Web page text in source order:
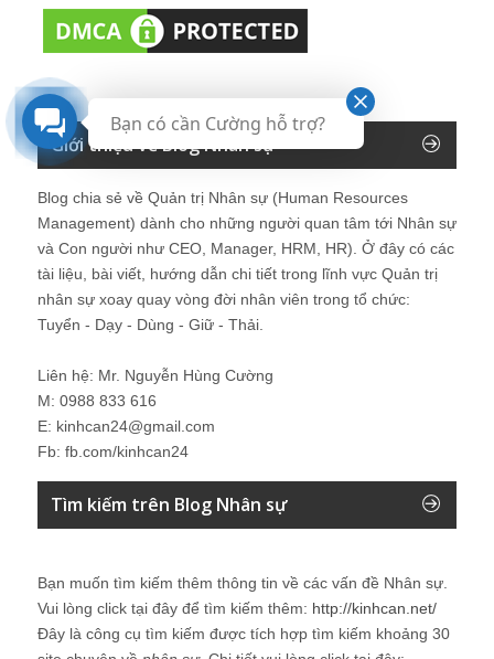
Giới thiệu về Blog Nhân sự
Blog chia sẻ về Quản trị Nhân sự (Human Resources
Management) dành cho những người quan tâm tới Nhân sự
và Con người như CEO, Manager, HRM, HR). Ở đây có các
tài liệu, bài viết, hướng dẫn chi tiết trong lĩnh vực Quản trị
nhân sự xoay quay vòng đời nhân viên trong tổ chức:
Tuyển - Dạy - Dùng - Giữ - Thải.
Liên hệ: Mr. Nguyễn Hùng Cường
M: 0988 833 616
E: kinhcan24@gmail.com
Fb: fb.com/kinhcan24
Tìm kiếm trên Blog Nhân sự
Bạn muốn tìm kiếm thêm thông tin về các vấn đề Nhân sự
Vui lòng click tại đây để tìm kiếm thêm: http://kinhcan.net/
Đây là công cụ tìm kiếm được tích hợp tìm kiếm khoảng 30
Bạn có cần Cường hỗ trợ?